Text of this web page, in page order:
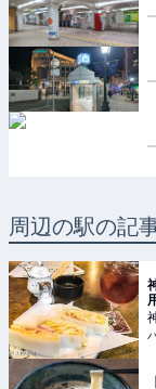
周辺の駅の記